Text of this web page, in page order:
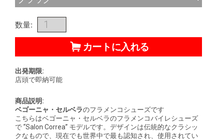
数量:
カートに入れる
出発期限:
店頭で即納可能
商品説明:
ベゴーニャ・セルベラのフラメンコシューズです
こちらはベゴーニャ・セルベラのフラメンコバイレシューズ
で “Salon Correa” モデルです。デザインは伝統的なクラシッ
クなもので、現在でも世界中で最も認知され、使用されてい